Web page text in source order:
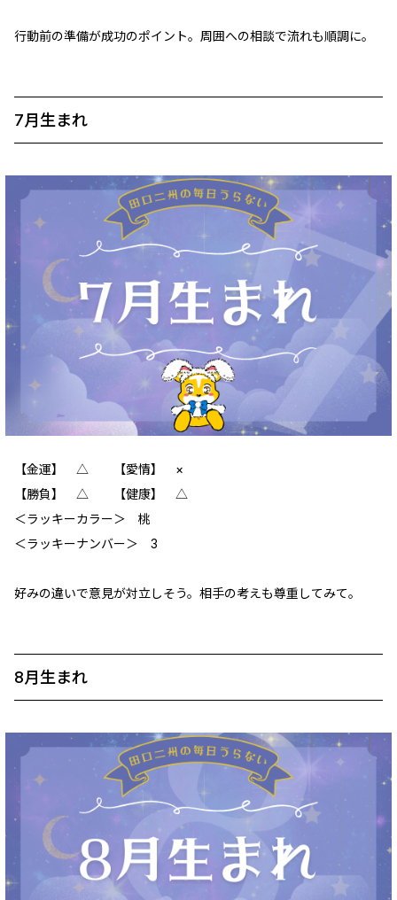
行動前の準備が成功のポイント。周囲への相談で流れも順調に。
7月生まれ
【金運】 △ 【愛情】 ×
【勝負】 △ 【健康】 △
＜ラッキーカラー＞ 桃
＜ラッキーナンバー＞ 3
好みの違いで意見が対立しそう。相手の考えも尊重してみて。
8月生まれ